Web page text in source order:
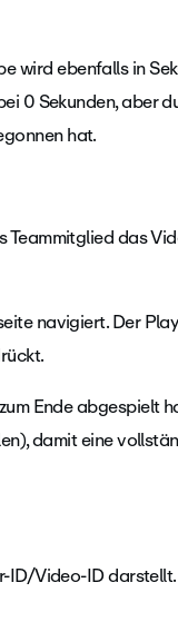
wird ebenfalls in
0 Sekunden, aber
hat.
das
navigiert. Der
Ende abgespielt
damit eine
ID/Video-ID darstellt.